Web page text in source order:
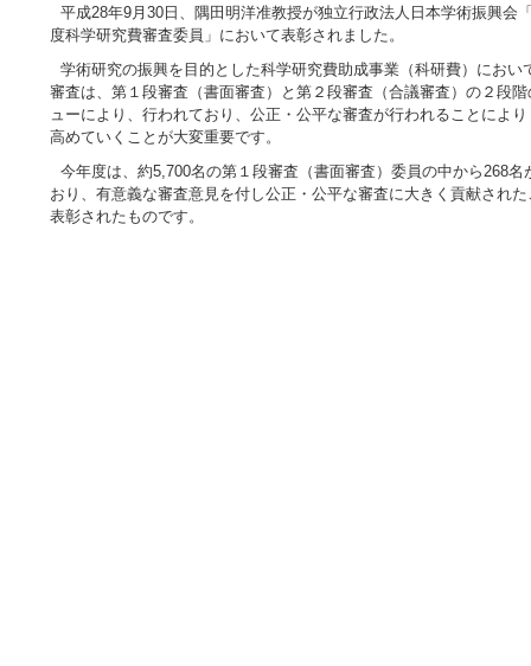
平成28年9月30日、隅田明洋准教授が独立行政法人日本学術振興会
度科学研究費審査委員」において表彰されました。
学術研究の振興を目的とした科学研究費助成事業（科研費）におい
審査は、第１段審査（書面審査）と第２段審査（合議審査）の２段
ューにより、行われており、公正・公平な審査が行われることによ
高めていくことが大変重要です。
今年度は、約5,700名の第１段審査（書面審査）委員の中から268名
おり、有意義な審査意見を付し公正・公平な審査に大きく貢献され
表彰されたものです。